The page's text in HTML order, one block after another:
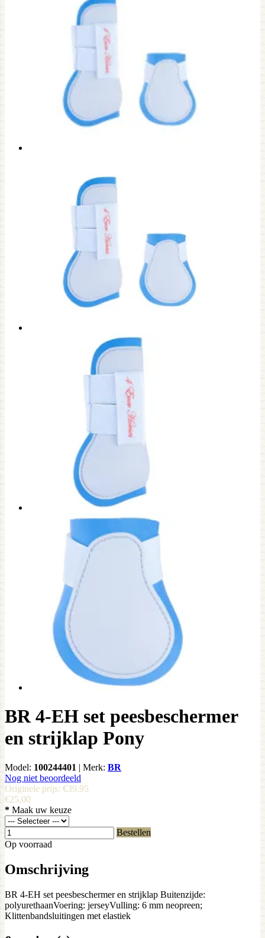
BR 4-EH set peesbeschermer
en strijklap Pony
Model: 100244401 | Merk: BR
Nog niet beoordeeld
Originele prijs: €39,95
€25,00
* Maak uw keuze
Bestellen
Op voorraad
Omschrijving
BR 4-EH set peesbeschermer en strijklap Buitenzijde:
polyurethaanVoering: jerseyVulling: 6 mm neopreen;
Klittenbandsluitingen met elastiek